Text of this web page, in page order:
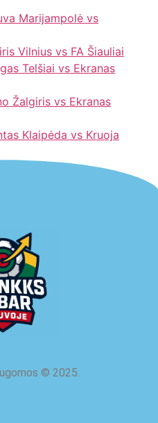
Marijampolė vs
Vilnius vs FA Šiauliai
Telšiai vs Ekranas
Žalgiris vs Ekranas
Klaipėda vs Kruoja
© 2025.